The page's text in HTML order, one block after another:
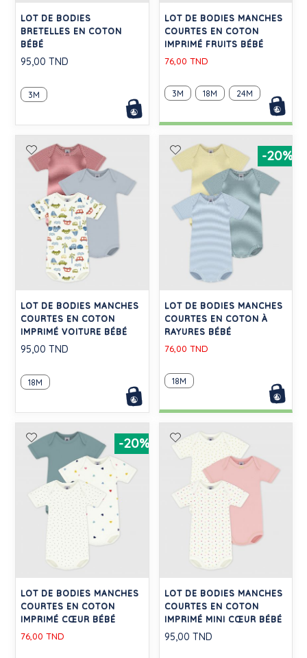
LOT DE BODIES
BRETELLES EN COTON
BÉBÉ
95,00 TND
3M
LOT DE BODIES MANCHES
COURTES EN COTON
IMPRIMÉ FRUITS BÉBÉ
76,00 TND
3M 18M 24M
LOT DE BODIES MANCHES
COURTES EN COTON
IMPRIMÉ VOITURE BÉBÉ
95,00 TND
18M
-20%
LOT DE BODIES MANCHES
COURTES EN COTON À
RAYURES BÉBÉ
76,00 TND
18M
-20%
LOT DE BODIES MANCHES
COURTES EN COTON
IMPRIMÉ CŒUR BÉBÉ
76,00 TND
LOT DE BODIES MANCHES
COURTES EN COTON
IMPRIMÉ MINI CŒUR BÉBÉ
95,00 TND